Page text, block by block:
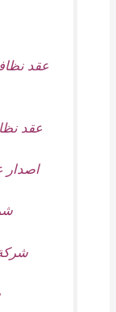
عقد
عقد
اصدار